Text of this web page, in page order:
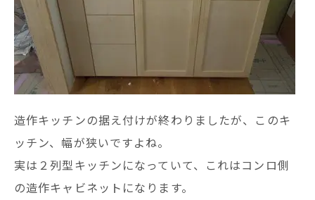
造作キッチンの据え付けが終わりましたが、このキ
ッチン、幅が狭いですよね。
実は２列型キッチンになっていて、これはコンロ側
の造作キャビネットになります。